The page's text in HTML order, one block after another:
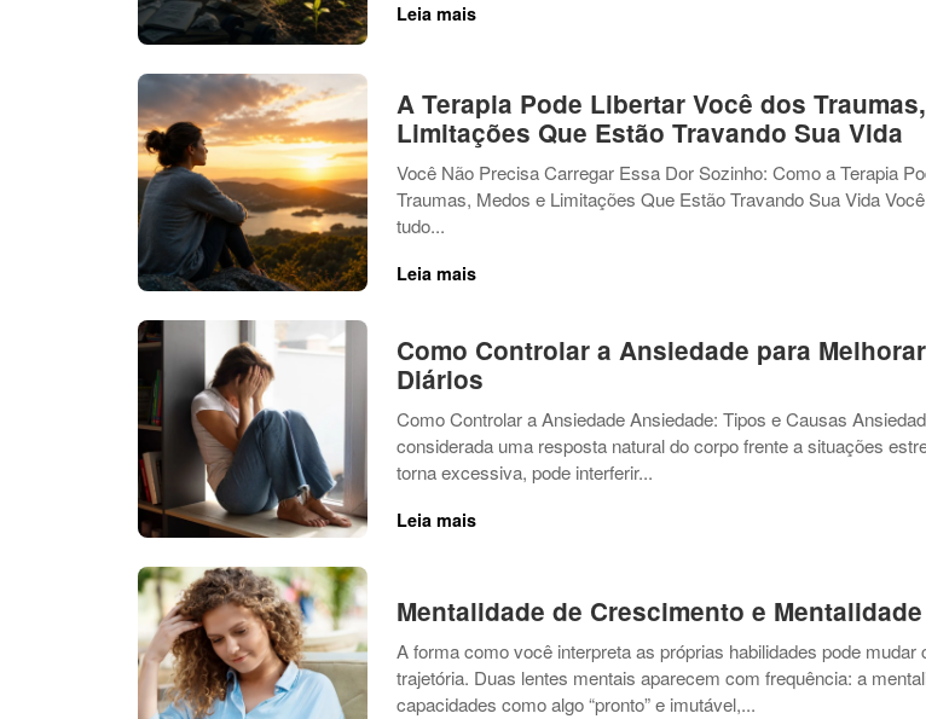
Leia mais
A Terapia Pode Libertar Você dos
Limitações Que Estão Travando Sua Vida
Você Não Precisa Carregar Essa Dor Sozinho: Como a Terapia
Traumas, Medos e Limitações Que Estão Travando Sua Vida
tudo...
Leia mais
Como Controlar a Ansiedade para
Diários
Como Controlar a Ansiedade Ansiedade: Tipos e Causas
considerada uma resposta natural do corpo frente a situações
torna excessiva, pode interferir...
Leia mais
Mentalidade de Crescimento e
A forma como você interpreta as próprias habilidades pode mudar
trajetória. Duas lentes mentais aparecem com frequência: a
capacidades como algo “pronto” e imutável,...